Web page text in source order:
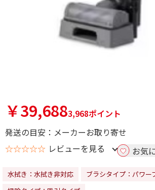
￥39,6883,968ポイント
発送の目安：メーカーお取り寄せ
☆☆☆☆☆ レビューを見る お気
水拭き：水拭き非対応
ブラシタイプ：パワー